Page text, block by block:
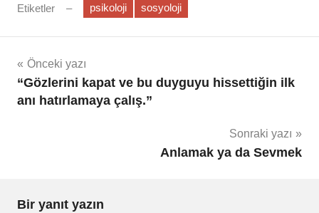
Etiketler psikoloji sosyoloji
Önceki yazı
“Gözlerini kapat ve bu duyguyu hissettiğin ilk
anı hatırlamaya çalış.”
Sonraki yazı
Anlamak ya da Sevmek
Bir yanıt yazın